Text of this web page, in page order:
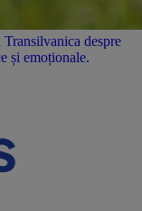
despre
și emoționale.